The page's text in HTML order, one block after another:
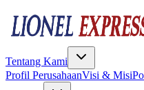
Tentang Kami
Profil PerusahaanVisi & Misi